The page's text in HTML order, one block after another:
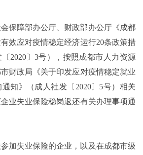
保障部办公厅、财政部办公厅《成都
效应对疫情稳定经济运行20条政策措
2020〕3号），按照成都市人力资源
财政局《关于印发应对疫情稳定就业
知》（成人社发〔2020〕5号）相关
业失业保险稳岗返还有关办理事项通
加失业保险的企业，以及在成都市级